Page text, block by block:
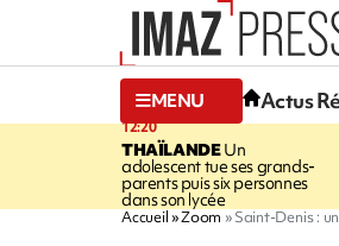
MENU Actus
12:20
THAÏLANDEUn
adolescent tue ses grands-
parents puis six personnes
dans son lycée
Accueil Zoom Saint-Denis :